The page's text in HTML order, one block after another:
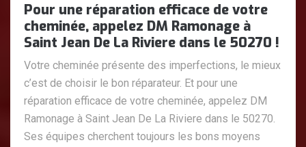
Pour une réparation efficace de votre
cheminée, appelez DM Ramonage à
Saint Jean De La Riviere dans le 50270 !
Votre cheminée présente des imperfections, le mieux
c’est de choisir le bon réparateur. Et pour une
réparation efficace de votre cheminée, appelez DM
Ramonage à Saint Jean De La Riviere dans le 50270.
Ses équipes cherchent toujours les bons moyens